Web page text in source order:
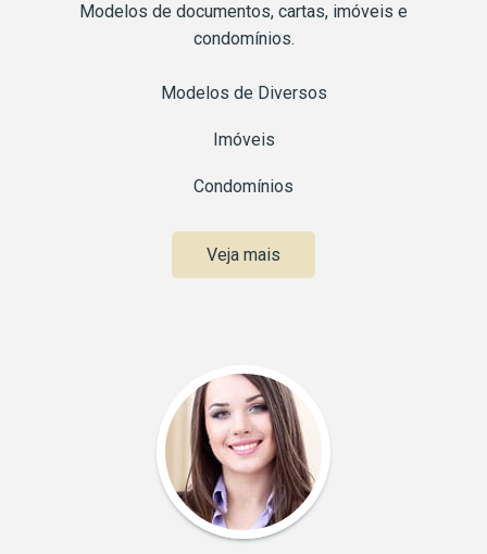
Modelos de documentos, cartas, imóveis e
condomínios.
Modelos de Diversos
Imóveis
Condomínios
Veja mais